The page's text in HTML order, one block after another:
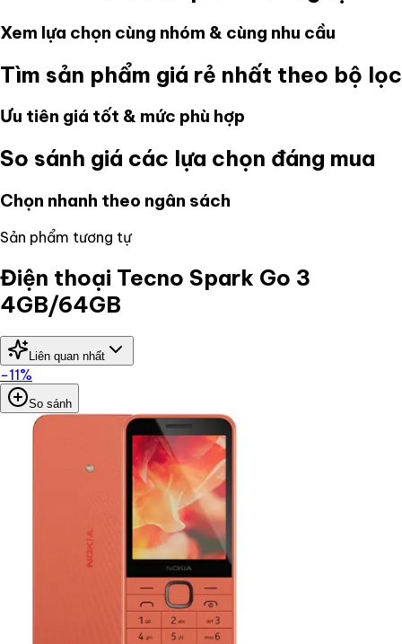
Xem lựa chọn cùng nhóm & cùng nhu cầu
Tìm sản phẩm giá rẻ nhất theo bộ lọc
Ưu tiên giá tốt & mức phù hợp
So sánh giá các lựa chọn đáng mua
Chọn nhanh theo ngân sách
Sản phẩm tương tự
Điện thoại Tecno Spark Go 3
4GB/64GB
Liên quan nhất
−11%
So sánh